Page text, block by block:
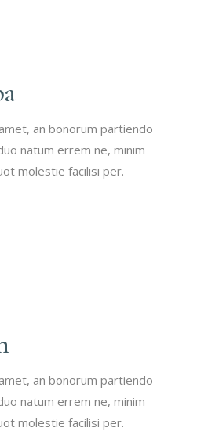
an bonorum partiendo
natum errem ne, minim
molestie facilisi per.
an bonorum partiendo
natum errem ne, minim
molestie facilisi per.